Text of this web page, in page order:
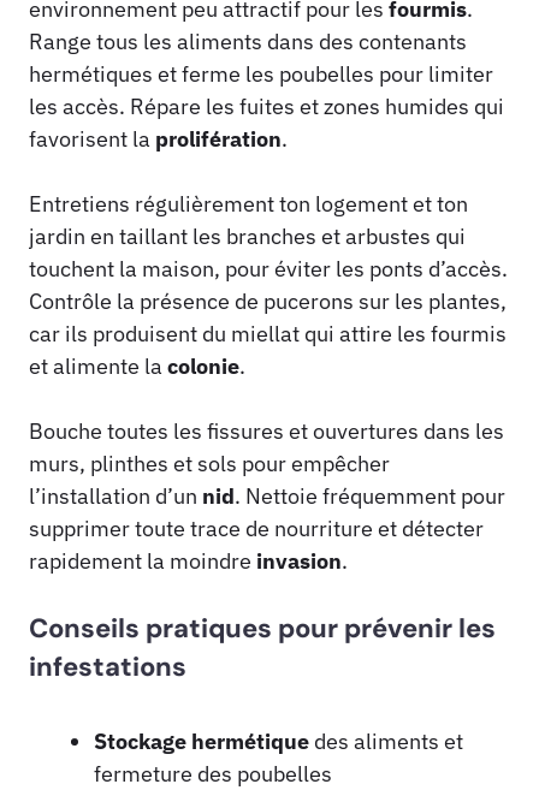
environnement peu attractif pour les fourmis.
Range tous les aliments dans des contenants
hermétiques et ferme les poubelles pour limiter
les accès. Répare les fuites et zones humides qui
favorisent la prolifération.
Entretiens régulièrement ton logement et ton
jardin en taillant les branches et arbustes qui
touchent la maison, pour éviter les ponts d’accès.
Contrôle la présence de pucerons sur les plantes,
car ils produisent du miellat qui attire les fourmis
et alimente la colonie.
Bouche toutes les fissures et ouvertures dans les
murs, plinthes et sols pour empêcher
l’installation d’un nid. Nettoie fréquemment pour
supprimer toute trace de nourriture et détecter
rapidement la moindre invasion.
Conseils pratiques pour prévenir les
infestations
Stockage hermétique des aliments et
fermeture des poubelles